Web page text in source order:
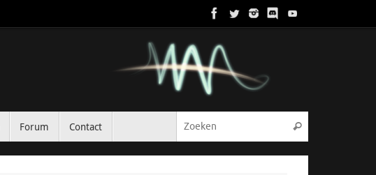
Forum Contact Zoeken